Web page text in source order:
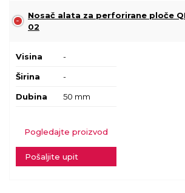
Nosač alata za perforirane ploče
02
Visina -
Širina -
Dubina 50 mm
Pogledajte proizvod
Pošaljite upit